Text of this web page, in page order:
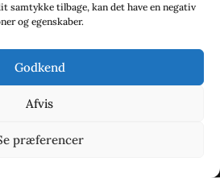
samtykke tilbage, kan det have en negativ
og egenskaber.
Godkend
Afvis
præferencer
(ÖC)
Übersetzer (VdÜ)
- Babelfisken